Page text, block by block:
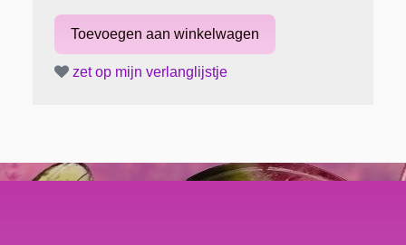
zet op mijn verlanglijstje